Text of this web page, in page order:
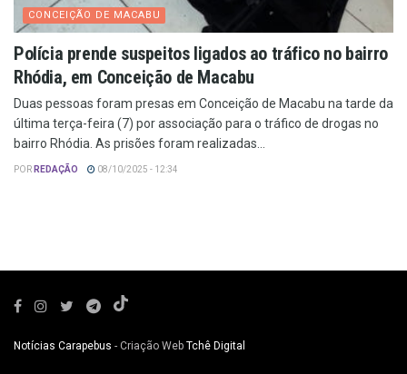
CONCEIÇÃO DE MACABU
Polícia prende suspeitos ligados ao tráfico no bairro
Rhódia, em Conceição de Macabu
Duas pessoas foram presas em Conceição de Macabu na tarde da
última terça-feira (7) por associação para o tráfico de drogas no
bairro Rhódia. As prisões foram realizadas...
POR REDAÇÃO 08/10/2025 - 12:34
Notícias Carapebus - Criação Web Tchê Digital